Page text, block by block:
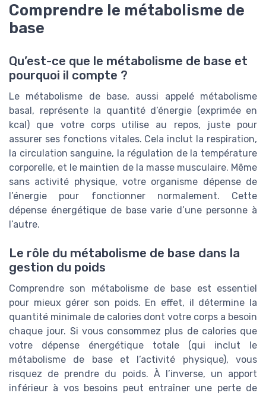
Comprendre le métabolisme de
base
Qu’est-ce que le métabolisme de base et
pourquoi il compte ?
Le métabolisme de base, aussi appelé métabolisme
basal, représente la quantité d’énergie (exprimée en
kcal) que votre corps utilise au repos, juste pour
assurer ses fonctions vitales. Cela inclut la respiration,
la circulation sanguine, la régulation de la température
corporelle, et le maintien de la masse musculaire. Même
sans activité physique, votre organisme dépense de
l’énergie pour fonctionner normalement. Cette
dépense énergétique de base varie d’une personne à
l’autre.
Le rôle du métabolisme de base dans la
gestion du poids
Comprendre son métabolisme de base est essentiel
pour mieux gérer son poids. En effet, il détermine la
quantité minimale de calories dont votre corps a besoin
chaque jour. Si vous consommez plus de calories que
votre dépense énergétique totale (qui inclut le
métabolisme de base et l’activité physique), vous
risquez de prendre du poids. À l’inverse, un apport
inférieur à vos besoins peut entraîner une perte de